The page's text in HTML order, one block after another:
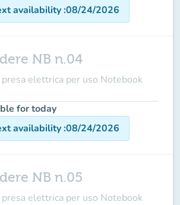
availability:08/24/2026
NB n.04
elettrica per uso Notebook
for today
availability:08/24/2026
NB n.05
elettrica per uso Notebook